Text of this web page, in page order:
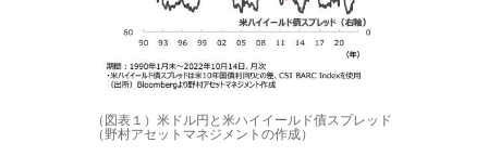
（図表１）米ドル円と米ハイイールド債スプレッド
（野村アセットマネジメントの作成）